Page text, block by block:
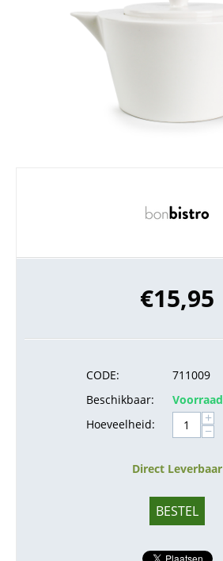
€15,95
CODE:
711009
Beschikbaar:
Voorraad
Hoeveelheid:
+
−
Direct Leverbaar
BESTEL